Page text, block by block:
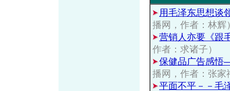
用毛泽东思想谈
播网，作者：林辉
营销人亦要《跟
作者：求诸子）
保健品广告感
播网，作者：张家
平面不平－－毛